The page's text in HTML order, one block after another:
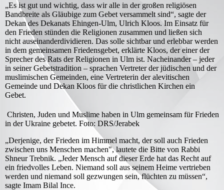
„Es ist gut und wichtig, dass wir alle in der großen religiösen
Bandbreite als Gläubige zum Gebet versammelt sind“, sagte der
Dekan des Dekanats Ehingen-Ulm, Ulrich Kloos. Im Einsatz für
den Frieden stünden die Religionen zusammen und ließen sich
nicht auseinanderdividieren. Das solle sichtbar und erlebbar werden
in dem gemeinsamen Friedensgebet, erklärte Kloos, der einer der
Sprecher des Rats der Religionen in Ulm ist. Nacheinander – jeder
in seiner Gebetstradition – sprachen Vertreter der jüdischen und der
muslimischen Gemeinden, eine Vertreterin der alevitischen
Gemeinde und Dekan Kloos für die christlichen Kirchen ein
Gebet.
Christen, Juden und Muslime haben in Ulm gemeinsam für Frieden
in der Ukraine gebetet. Foto: DRS/Jerabek
„Derjenige, der Frieden im Himmel macht, der soll auch Frieden
zwischen uns Menschen machen", lautete die Bitte von Rabbi
Shneur Trebnik. „Jeder Mensch auf dieser Erde hat das Recht auf
ein friedvolles Leben. Niemand soll aus seinem Heime vertrieben
werden und niemand soll gezwungen sein, flüchten zu müssen“,
sagte Imam Bilal Ince.